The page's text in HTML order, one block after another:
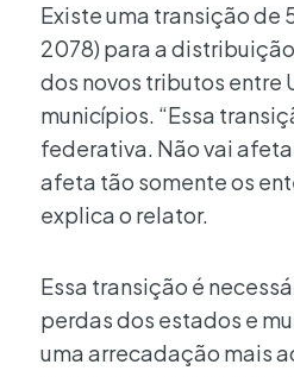
Existe uma transição de
2078) para a
dos novos tributos entre
municípios. “Essa
federativa. Não vai
afeta tão somente os
explica o relator.
Essa transição é
perdas dos estados e
uma arrecadação mais